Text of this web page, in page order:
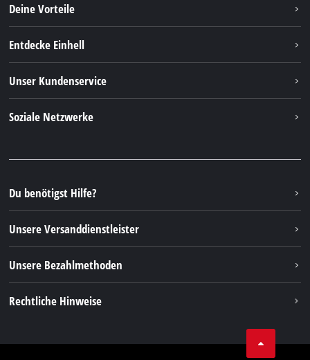
Deine Vorteile
Entdecke Einhell
Nachhaltigkeit
Unser Kundenservice
FAQs
Rücksendungen / Widerruf
Verpackungsrichtlinien
Hinweise zur Batterieentsorgung
Vertrag widerrufen
Soziale Netzwerke
Instagram
TikTok
Pinterest
Linkedin
Du benötigst Hilfe?
Unsere Versanddienstleister
Unsere Bezahlmethoden
Rechtliche Hinweise